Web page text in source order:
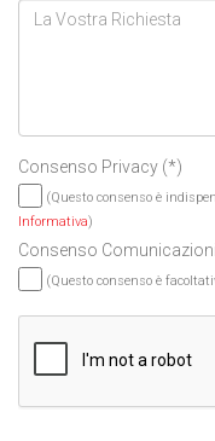
Consenso Privacy (*)
(Questo consenso è
Informativa)
Consenso Comunicazioni
(Questo consenso è